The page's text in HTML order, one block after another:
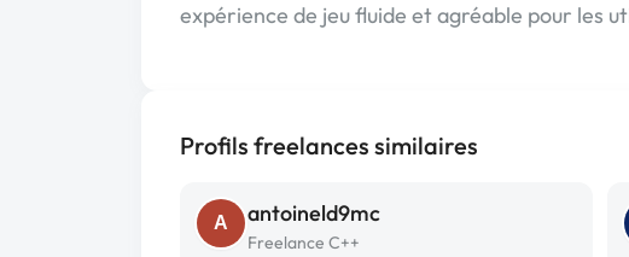
expérience de jeu fluide et agréable pour les
Profils freelances similaires
A antoineld9mc
Freelance C++